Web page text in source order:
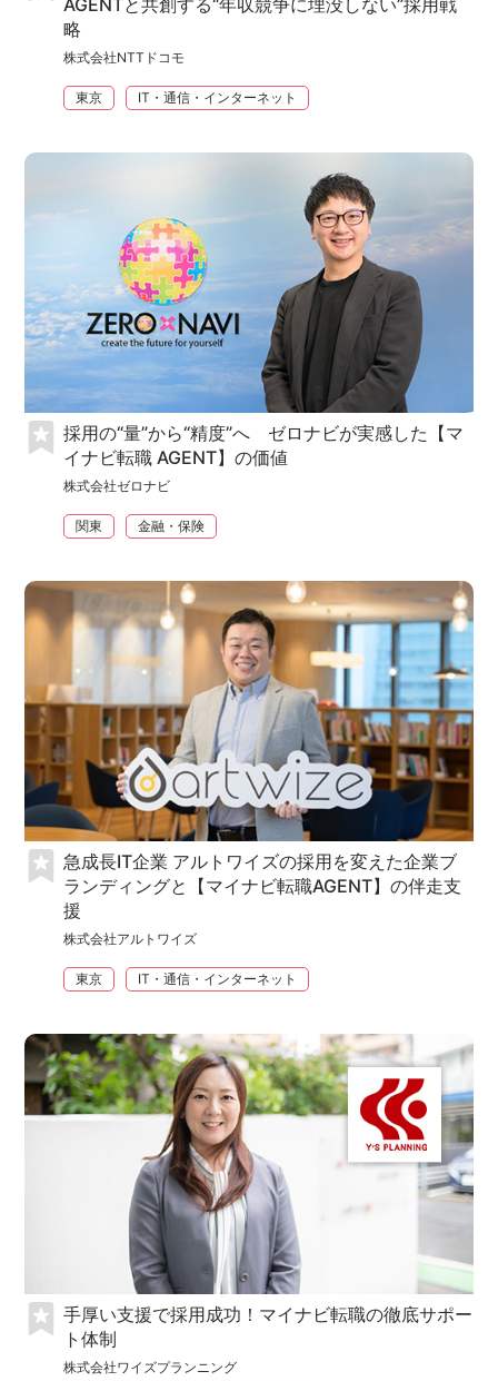
AGENTと共創する“年収競争に埋没しない”採用戦
略
株式会社NTTドコモ
東京 IT・通信・インターネット
採用の“量”から“精度”へ ゼロナビが実感した【マ
イナビ転職 AGENT】の価値
株式会社ゼロナビ
関東 金融・保険
急成長IT企業 アルトワイズの採用を変えた企業ブ
ランディングと【マイナビ転職AGENT】の伴走支
援
株式会社アルトワイズ
東京 IT・通信・インターネット
手厚い支援で採用成功！マイナビ転職の徹底サポー
ト体制
株式会社ワイズプランニング